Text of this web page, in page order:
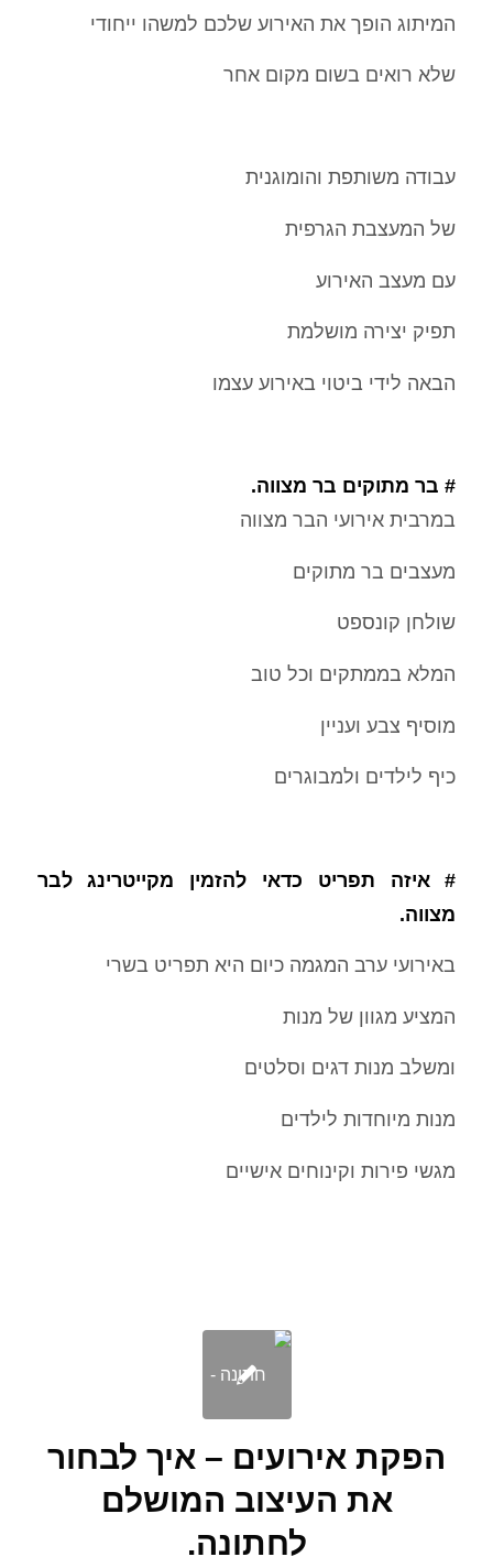
המיתוג הופך את האירוע שלכם למשהו ייחודי
שלא רואים בשום מקום אחר
עבודה משותפת והומוגנית
של המעצבת הגרפית
עם מעצב האירוע
תפיק יצירה מושלמת
הבאה לידי ביטוי באירוע עצמו
# בר מתוקים בר מצווה.
במרבית אירועי הבר מצווה
מעצבים בר מתוקים
שולחן קונספט
המלא בממתקים וכל טוב
מוסיף צבע ועניין
כיף לילדים ולמבוגרים
# איזה תפריט כדאי להזמין מקייטרינג לבר
מצווה.
באירועי ערב המגמה כיום היא תפריט בשרי
המציע מגוון של מנות
ומשלב מנות דגים וסלטים
מנות מיוחדות לילדים
מגשי פירות וקינוחים אישיים
הפקת אירועים – איך לבחור
את העיצוב המושלם
לחתונה.